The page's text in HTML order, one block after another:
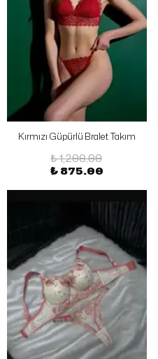
Kırmızı Güpürlü Bralet Takım
₺ 1,200.00
₺ 875.00